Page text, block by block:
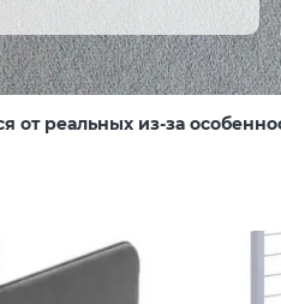
от реальных из-за